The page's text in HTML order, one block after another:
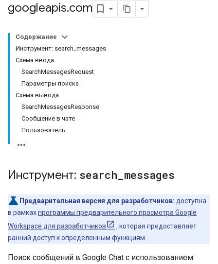
googleapis.com
Содержание
Инструмент: search_messages
Схема ввода
SearchMessagesRequest
Параметры поиска
Схема вывода
SearchMessagesResponse
Сообщение в чате
Пользователь
Инструмент: search messages
Предварительная версия для разработчиков: доступна
в рамкахпрограммы предварительного просмотра Google
Workspace для разработчиков
, которая предоставляет
ранний доступ к определенным функциям.
Поиск сообщений в Google Chat с использованием